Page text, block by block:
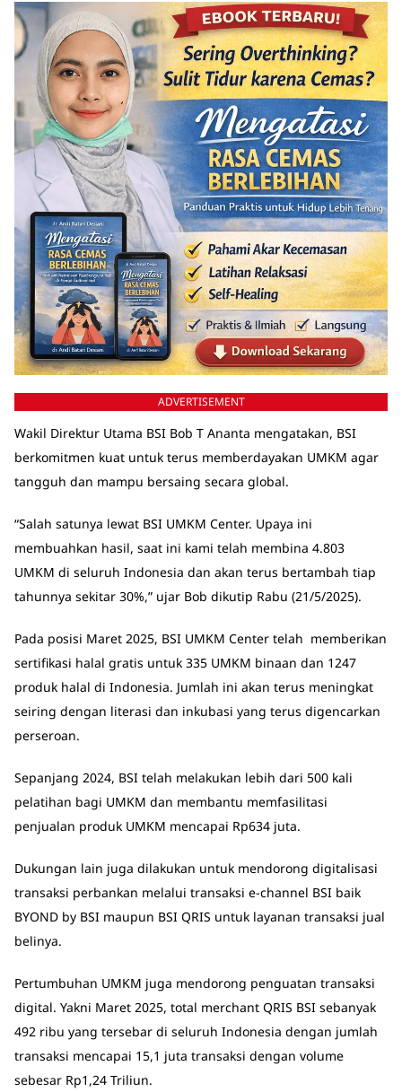
ADVERTISEMENT
Wakil Direktur Utama BSI Bob T Ananta mengatakan, BSI
berkomitmen kuat untuk terus memberdayakan UMKM agar
tangguh dan mampu bersaing secara global.
“Salah satunya lewat BSI UMKM Center. Upaya ini
membuahkan hasil, saat ini kami telah membina 4.803
UMKM di seluruh Indonesia dan akan terus bertambah tiap
tahunnya sekitar 30%,” ujar Bob dikutip Rabu (21/5/2025).
Pada posisi Maret 2025, BSI UMKM Center telah memberikan
sertifikasi halal gratis untuk 335 UMKM binaan dan 1247
produk halal di Indonesia. Jumlah ini akan terus meningkat
seiring dengan literasi dan inkubasi yang terus digencarkan
perseroan.
Sepanjang 2024, BSI telah melakukan lebih dari 500 kali
pelatihan bagi UMKM dan membantu memfasilitasi
penjualan produk UMKM mencapai Rp634 juta.
Dukungan lain juga dilakukan untuk mendorong digitalisasi
transaksi perbankan melalui transaksi e-channel BSI baik
BYOND by BSI maupun BSI QRIS untuk layanan transaksi jual
belinya.
Pertumbuhan UMKM juga mendorong penguatan transaksi
digital. Yakni Maret 2025, total merchant QRIS BSI sebanyak
492 ribu yang tersebar di seluruh Indonesia dengan jumlah
transaksi mencapai 15,1 juta transaksi dengan volume
sebesar Rp1,24 Triliun.